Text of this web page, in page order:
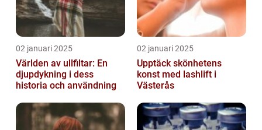
02 januari 2025
Världen av ullfiltar: En
djupdykning i dess
historia och användning
02 januari 2025
Upptäck skönhetens
konst med lashlift i
Västerås